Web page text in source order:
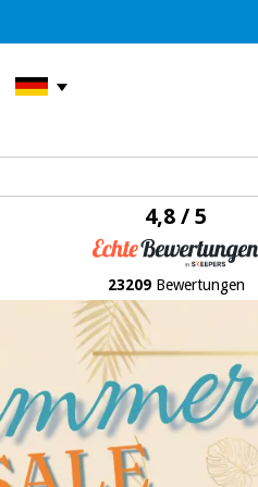
4,8 / 5
23209Bewertungen